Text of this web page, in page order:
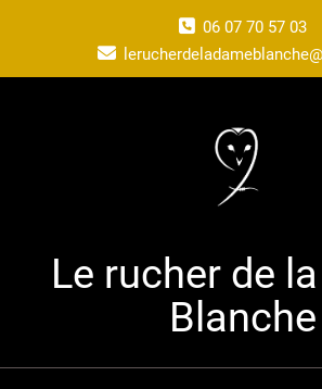
06 07 70 57 03
Le rucher de
Blanche